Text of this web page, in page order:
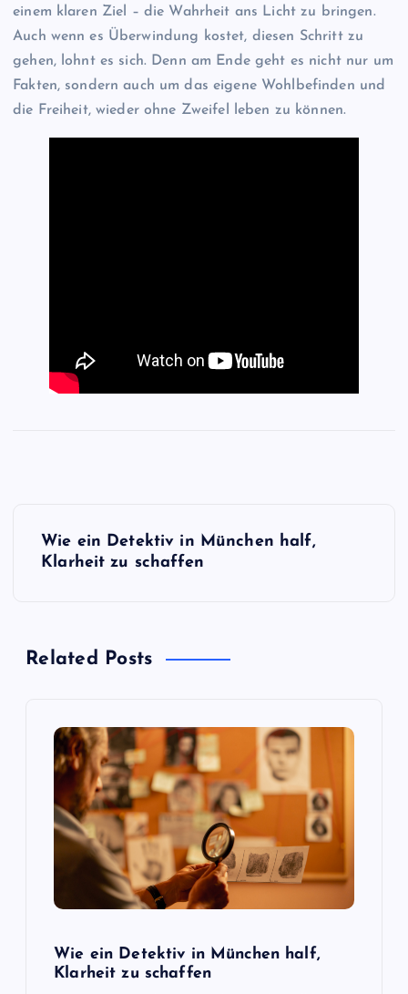
einem klaren Ziel – die Wahrheit ans Licht zu bringen.
Auch wenn es Überwindung kostet, diesen Schritt zu
gehen, lohnt es sich. Denn am Ende geht es nicht nur um
Fakten, sondern auch um das eigene Wohlbefinden und
die Freiheit, wieder ohne Zweifel leben zu können.
Wie ein Detektiv in München half,
Klarheit zu schaffen
Related Posts
Wie ein Detektiv in München half,
Klarheit zu schaffen